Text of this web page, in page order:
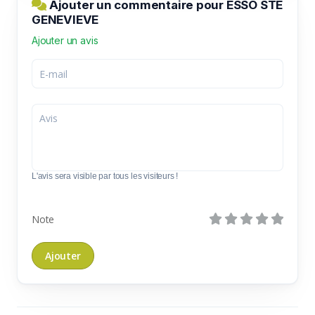
Ajouter un commentaire pour ESSO STE
GENEVIEVE
Ajouter un avis
L'avis sera visible par tous les visiteurs !
Note